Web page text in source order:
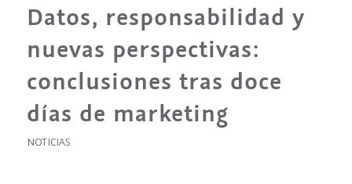
Datos, responsabilidad y
nuevas perspectivas:
conclusiones tras doce
días de marketing
NOTICIAS